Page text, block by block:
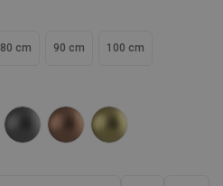
80 cm 90 cm 100 cm